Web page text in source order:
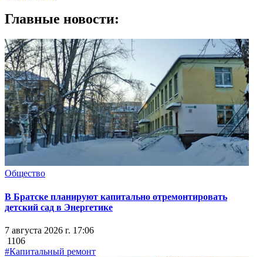
Главные новости:
Общество
В Братске планируют капитально отремонтировать
детский сад в Энергетике
7 августа 2026 г. 17:06
1106
#Капитальный ремонт